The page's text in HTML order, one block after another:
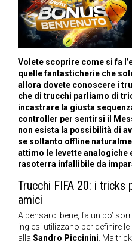
Volete scoprire come si fa
quelle fantasticherie che
allora dovete conoscere i
che di trucchi parliamo di
incastrare la giusta
controller per sentirsi il
non esista la possibilità di
se soltanto offline
attimo le levette analogiche
rasoterra infallibile da
Trucchi FIFA 20: i tricks
amici
A pensarci bene, fa un po’
inglesi utilizzano per definire
alla Sandro Piccinini. Ma